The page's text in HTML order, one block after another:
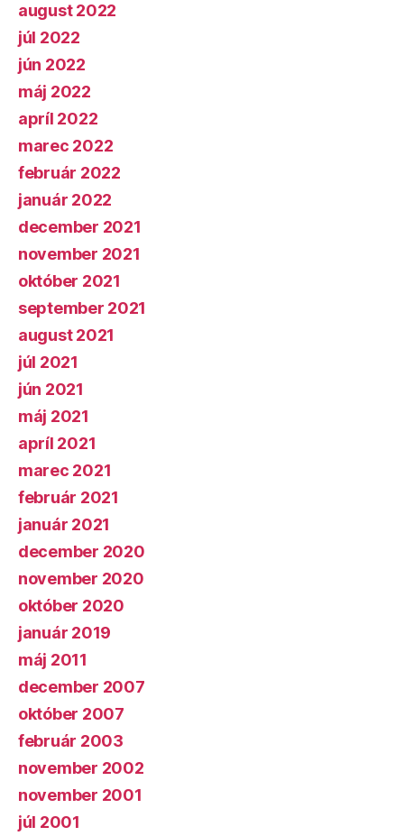
august 2022
júl 2022
jún 2022
máj 2022
apríl 2022
marec 2022
február 2022
január 2022
december 2021
november 2021
október 2021
september 2021
august 2021
júl 2021
jún 2021
máj 2021
apríl 2021
marec 2021
február 2021
január 2021
december 2020
november 2020
október 2020
január 2019
máj 2011
december 2007
október 2007
február 2003
november 2002
november 2001
júl 2001